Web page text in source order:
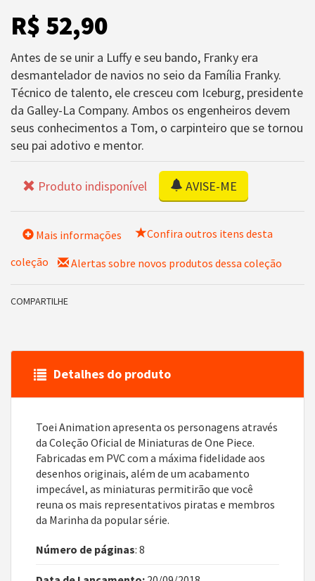
R$ 52,90
Antes de se unir a Luffy e seu bando, Franky era
desmantelador de navios no seio da Família Franky.
Técnico de talento, ele cresceu com Iceburg, presidente
da Galley-La Company. Ambos os engenheiros devem
seus conhecimentos a Tom, o carpinteiro que se tornou
seu pai adotivo e mentor.
Produto indisponível AVISE-ME
Mais informações
Confira outros itens desta
coleção
Alertas sobre novos produtos dessa coleção
COMPARTILHE
Detalhes do produto
Toei Animation apresenta os personagens através
da Coleção Oficial de Miniaturas de One Piece.
Fabricadas em PVC com a máxima fidelidade aos
desenhos originais, além de um acabamento
impecável, as miniaturas permitirão que você
reuna os mais representativos piratas e membros
da Marinha da popular série.
Número de páginas: 8